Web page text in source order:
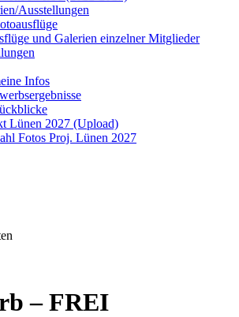
Ausstellungen
und Galerien einzelner Mitglieder
Infos
Lünen 2027 (Upload)
Fotos Proj. Lünen 2027
– FREI